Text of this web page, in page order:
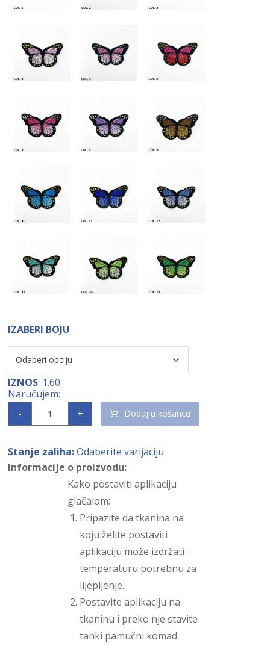
IZABERI BOJU
IZNOS: 1.60
- + Dodaj u košaricu
Stanje zaliha: Odaberite varijaciju
Informacije o proizvodu:
Kako postaviti aplikaciju
glačalom:
Pripazite da tkanina na
koju želite postaviti
aplikaciju može izdržati
temperaturu potrebnu za
lijepljenje.
Postavite aplikaciju na
tkaninu i preko nje stavite
tanki pamučni komad